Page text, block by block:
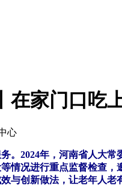
家门口吃
心
。2024年，河南省人大
情况进行重点监督检查
与创新做法，让老年人老